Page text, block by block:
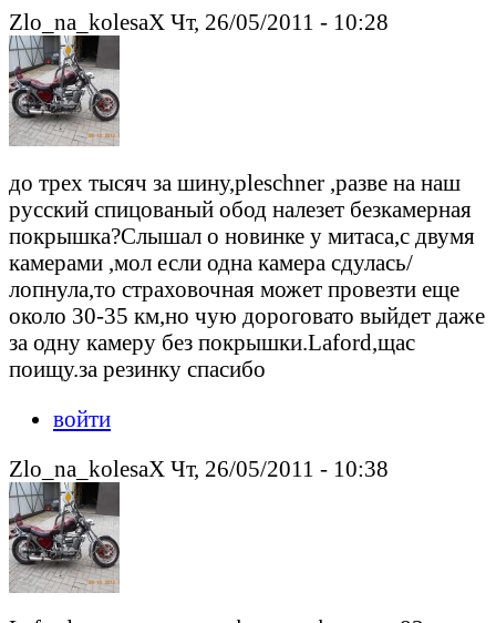
Zlo_na_kolesaX Чт, 26/05/2011 - 10:28
до трех тысяч за шину,pleschner ,разве на наш
русский спицованый обод налезет безкамерная
покрышка?Слышал о новинке у митаса,с двумя
камерами ,мол если одна камера сдулась/
лопнула,то страховочная может провезти еще
около 30-35 км,но чую дороговато выйдет даже
за одну камеру без покрышки.Laford,щас
поищу.за резинку спасибо
войти
Zlo_na_kolesaX Чт, 26/05/2011 - 10:38